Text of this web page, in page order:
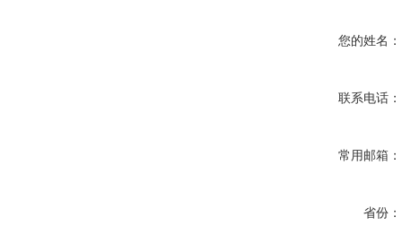
您的姓名：
联系电话：
常用邮箱：
省份：